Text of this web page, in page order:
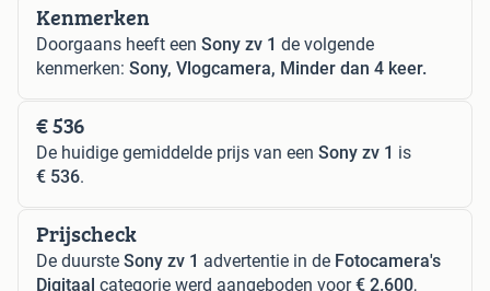
Kenmerken
Doorgaans heeft een Sony zv 1 de volgende
kenmerken: Sony, Vlogcamera, Minder dan 4 keer.
€ 536
De huidige gemiddelde prijs van een Sony zv 1 is
€ 536.
Prijscheck
De duurste Sony zv 1 advertentie in de Fotocamera's
Digitaal categorie werd aangeboden voor€ 2.600,